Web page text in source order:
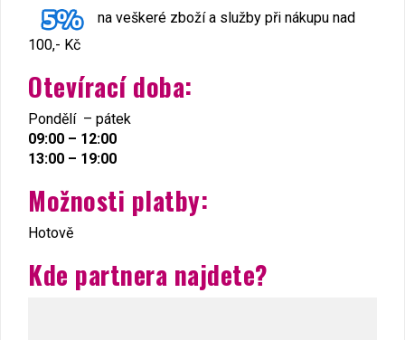
na veškeré zboží a služby při nákupu nad
100,- Kč
Otevírací doba:
Pondělí – pátek
09:00 – 12:00
13:00 – 19:00
Možnosti platby:
Hotově
Kde partnera najdete?